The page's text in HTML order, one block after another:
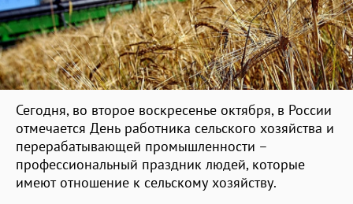
Сегодня, во второе воскресенье октября, в России
отмечается День работника сельского хозяйства и
перерабатывающей промышленности –
профессиональный праздник людей, которые
имеют отношение к сельскому хозяйству.